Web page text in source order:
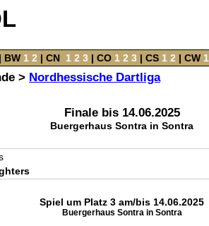
BW‌ 1 2 ‌ | CN‌ 1 2 3| CO‌ 1 2 3| CS‌ 1 2 | CW‌ 1
> Nordhessische Dartliga
Finale bis 14.06.2025
Buergerhaus Sontra in Sontra
Spiel um Platz 3 am/bis 14.06.2025
Buergerhaus Sontra in Sontra